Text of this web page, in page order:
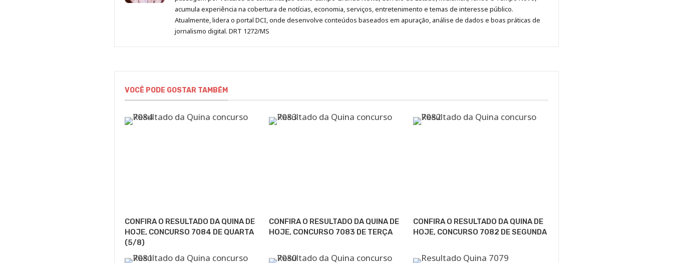
PinterestLinkedInInstagramFacebook
acumula experiência na cobertura de notícias, economia, serviços, entretenimento e temas de interesse público.
Atualmente, lidera o portal DCI, onde desenvolve conteúdos baseados em apuração, análise de dados e boas práticas de
jornalismo digital. DRT 1272/MS
VOCÊ PODE GOSTAR TAMBÉM
CONFIRA O RESULTADO DA QUINA DE
HOJE, CONCURSO 7084 DE QUARTA
(5/8)
CONFIRA O RESULTADO DA QUINA DE
HOJE, CONCURSO 7083 DE TERÇA
CONFIRA O RESULTADO DA QUINA DE
HOJE, CONCURSO 7082 DE SEGUNDA